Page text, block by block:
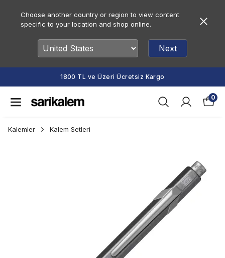
Choose another country or region to view content
specific to your location and shop online.
Next
1800 TL ve Üzeri Ücretsiz Kargo
0
Kalemler Kalem Setleri